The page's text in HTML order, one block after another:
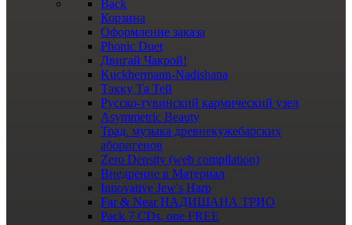
Back
Корзина
Оформление заказа
Phonic Duet
Двигай Чакрой!
Kuckhermann-Nadishana
Такку Та Тей
Русско-тувинский кармический узел
Asymmetric Beauty
Трад. музыка древнекужебарских
аборигенов
Zero Density (web compilation)
Внедрение в Материал
Innovative Jew's Harp
Far & Near НАДИШАНА ТРИО
Pack 7 CDs, one FREE